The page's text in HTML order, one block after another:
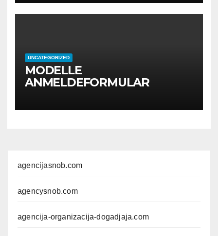
UNCATEGORIZED
MODELLE
ANMELDEFORMULAR
agencijasnob.com
agencysnob.com
agencija-organizacija-dogadjaja.com